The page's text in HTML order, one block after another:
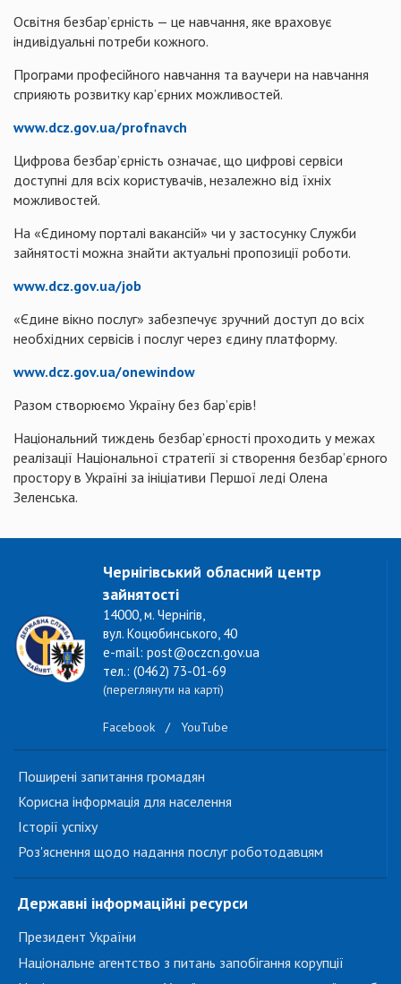
Освітня безбар’єрність — це навчання, яке враховує
індивідуальні потреби кожного.
Програми професійного навчання та ваучери на навчання
сприяють розвитку кар’єрних можливостей.
www.dcz.gov.ua/profnavch
Цифрова безбар’єрність означає, що цифрові сервіси
доступні для всіх користувачів, незалежно від їхніх
можливостей.
На «Єдиному порталі вакансій» чи у застосунку Служби
зайнятості можна знайти актуальні пропозиції роботи.
www.dcz.gov.ua/job
«Єдине вікно послуг» забезпечує зручний доступ до всіх
необхідних сервісів і послуг через єдину платформу.
www.dcz.gov.ua/onewindow
Разом створюємо Україну без бар’єрів!
Національний тиждень безбар’єрності проходить у межах
реалізації Національної стратегії зі створення безбар’єрного
простору в Україні за ініціативи Першої леді Олена
Зеленська.
Чернігівський обласний центр
зайнятості
14000, м. Чернігів,
вул. Коцюбинського, 40
e-mail: post@oczcn.gov.ua
тел.: (0462) 73-01-69
(переглянути на карті)
Facebook / YouTube
Поширені запитання громадян
Корисна інформація для населення
Історії успіху
Роз'яснення щодо надання послуг роботодавцям
Державні інформаційні ресурси
Президент України
Національне агентство з питань запобігання корупції